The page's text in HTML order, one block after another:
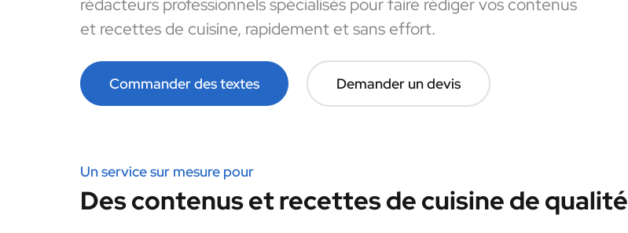
rédacteurs professionnels spécialisés pour faire rédiger vos contenus
et recettes de cuisine, rapidement et sans effort.
Commander des textes Demander un devis
Un service sur mesure pour
Des contenus et recettes de cuisine de qualité